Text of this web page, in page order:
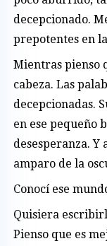
decepcionado.
prepotentes en
Mientras pienso
cabeza. Las
decepcionadas.
en ese pequeño
desesperanza.
amparo de la
Conocí ese
Quisiera
Pienso que es